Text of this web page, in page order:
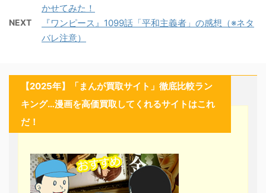
かせてみた！
NEXT
『ワンピース』1099話「平和主義者」の感想（※ネタ
バレ注意）
【2025年】「まんが買取サイト」徹底比較ラン
キング…漫画を高価買取してくれるサイトはこれ
だ！